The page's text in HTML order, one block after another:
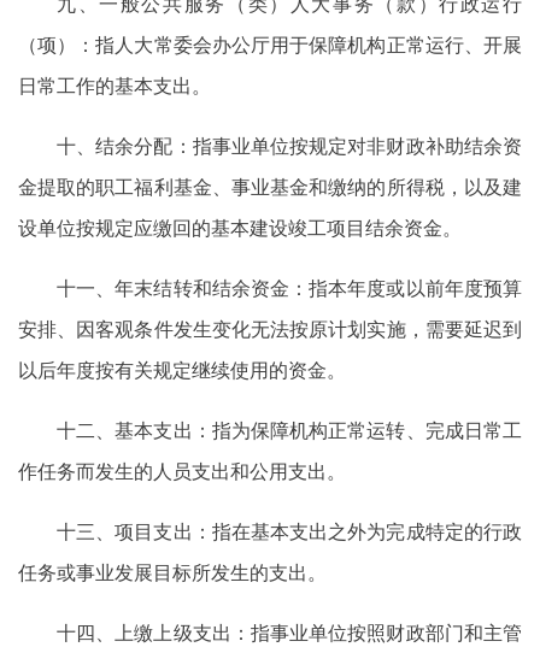
（项）：指人大常委会办公厅用于保障机构正常运行、开展
日常工作的基本支出。
十、结余分配：指事业单位按规定对非财政补助结余资
金提取的职工福利基金、事业基金和缴纳的所得税，以及建
设单位按规定应缴回的基本建设竣工项目结余资金。
十一、年末结转和结余资金：指本年度或以前年度预算
安排、因客观条件发生变化无法按原计划实施，需要延迟到
以后年度按有关规定继续使用的资金。
十二、基本支出：指为保障机构正常运转、完成日常工
作任务而发生的人员支出和公用支出。
十三、项目支出：指在基本支出之外为完成特定的行政
任务或事业发展目标所发生的支出。
十四、上缴上级支出：指事业单位按照财政部门和主管